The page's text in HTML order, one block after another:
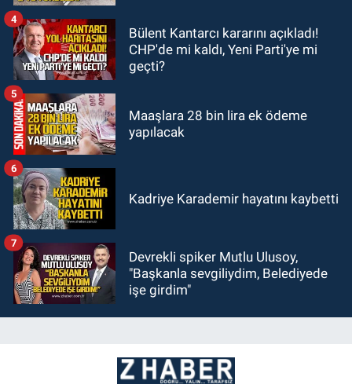
Bülent Kantarcı kararını açıkladı!
CHP'de mi kaldı, Yeni Parti'ye mi
geçti?
4
Maaşlara 28 bin lira ek ödeme
yapılacak
5
Kadriye Karademir hayatını kaybetti
6
Devrekli spiker Mutlu Ulusoy,
"Başkanla sevgiliydim, Belediyede
işe girdim"
7